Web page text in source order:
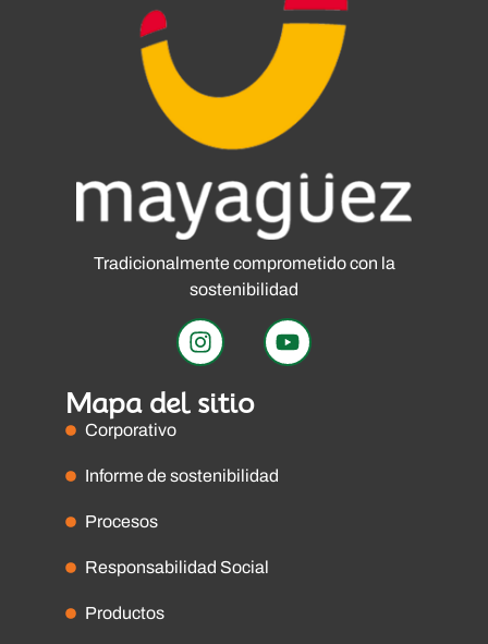
Tradicionalmente comprometido con la
sostenibilidad
Mapa del sitio
Corporativo
Informe de sostenibilidad
Procesos
Responsabilidad Social
Productos